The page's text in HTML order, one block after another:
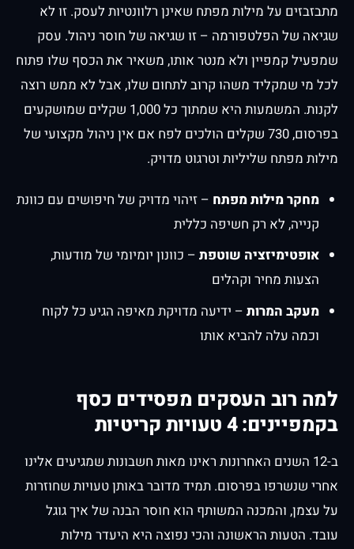
מתבזבזים על מילות מפתח שאינן רלוונטיות לעסק. זו לא
שגיאה של הפלטפורמה – זו שגיאה של חוסר ניהול. עסק
שמפעיל קמפיין ולא מנטר אותו, משאיר את הכסף שלו פתוח
לכל מי שמקליד משהו קרוב לתחום שלו, אבל לא ממש רוצה
לקנות. המשמעות היא שמתוך כל 1,000 שקלים שמושקעים
בפרסום, 730 שקלים הולכים לפח אם אין ניהול מקצועי של
מילות מפתח שליליות וטרגוט מדויק.
מחקר מילות מפתח – זיהוי מדויק של חיפושים עם כוונת
קנייה, לא רק חשיפה כללית
אופטימיזציה שוטפת– כוונון יומיומי של מודעות,
הצעות מחיר וקהלים
מעקב המרות– ידיעה מדויקת מאיפה הגיע כל לקוח
וכמה עלה להביא אותו
למה רוב העסקים מפסידים כסף
בקמפיינים: 4 טעויות קריטיות
ב-12 השנים האחרונות ראינו מאות חשבונות שמגיעים אלינו
אחרי שנשרפו בפרסום. תמיד מדובר באותן טעויות שחוזרות
על עצמן, והמכנה המשותף הוא חוסר הבנה של איך גוגל
עובד. הטעות הראשונה והכי נפוצה היא היעדר מילות